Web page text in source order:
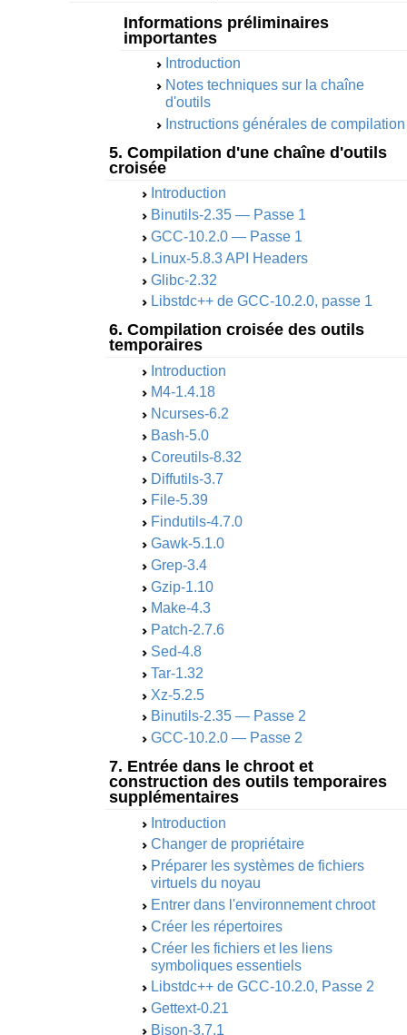
Informations préliminaires
importantes
Introduction
Notes techniques sur la chaîne
d'outils
Instructions générales de compilation
5. Compilation d'une chaîne d'outils
croisée
Introduction
Binutils-2.35 — Passe 1
GCC-10.2.0 — Passe 1
Linux-5.8.3 API Headers
Glibc-2.32
Libstdc++ de GCC-10.2.0, passe 1
6. Compilation croisée des outils
temporaires
Introduction
M4-1.4.18
Ncurses-6.2
Bash-5.0
Coreutils-8.32
Diffutils-3.7
File-5.39
Findutils-4.7.0
Gawk-5.1.0
Grep-3.4
Gzip-1.10
Make-4.3
Patch-2.7.6
Sed-4.8
Tar-1.32
Xz-5.2.5
Binutils-2.35 — Passe 2
GCC-10.2.0 — Passe 2
7. Entrée dans le chroot et
construction des outils temporaires
supplémentaires
Introduction
Changer de propriétaire
Préparer les systèmes de fichiers
virtuels du noyau
Entrer dans l'environnement chroot
Créer les répertoires
Créer les fichiers et les liens
symboliques essentiels
Libstdc++ de GCC-10.2.0, Passe 2
Gettext-0.21
Bison-3.7.1